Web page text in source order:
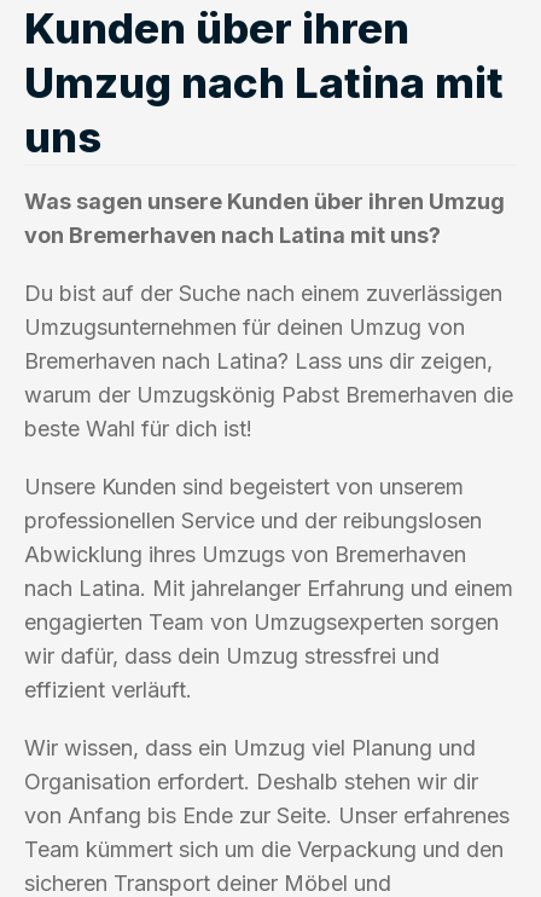
Kunden über ihren
Umzug nach Latina mit
uns
Was sagen unsere Kunden über ihren Umzug
von Bremerhaven nach Latina mit uns?
Du bist auf der Suche nach einem zuverlässigen
Umzugsunternehmen für deinen Umzug von
Bremerhaven nach Latina? Lass uns dir zeigen,
warum der Umzugskönig Pabst Bremerhaven die
beste Wahl für dich ist!
Unsere Kunden sind begeistert von unserem
professionellen Service und der reibungslosen
Abwicklung ihres Umzugs von Bremerhaven
nach Latina. Mit jahrelanger Erfahrung und einem
engagierten Team von Umzugsexperten sorgen
wir dafür, dass dein Umzug stressfrei und
effizient verläuft.
Wir wissen, dass ein Umzug viel Planung und
Organisation erfordert. Deshalb stehen wir dir
von Anfang bis Ende zur Seite. Unser erfahrenes
Team kümmert sich um die Verpackung und den
sicheren Transport deiner Möbel und